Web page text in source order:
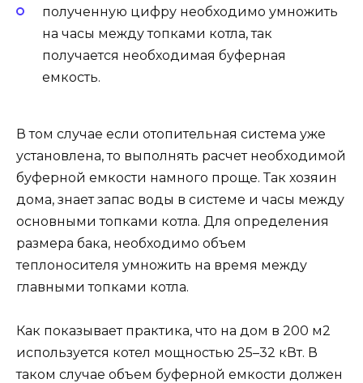
полученную цифру необходимо умножить
на часы между топками котла, так
получается необходимая буферная
емкость.
В том случае если отопительная система уже
установлена, то выполнять расчет необходимой
буферной емкости намного проще. Так хозяин
дома, знает запас воды в системе и часы между
основными топками котла. Для определения
размера бака, необходимо объем
теплоносителя умножить на время между
главными топками котла.
Как показывает практика, что на дом в 200 м2
используется котел мощностью 25–32 кВт. В
таком случае объем буферной емкости должен